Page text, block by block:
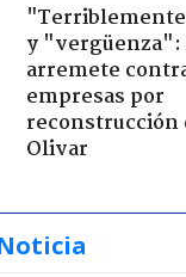
y "vergüenza":
arremete
empresas por
reconstrucción
Olivar